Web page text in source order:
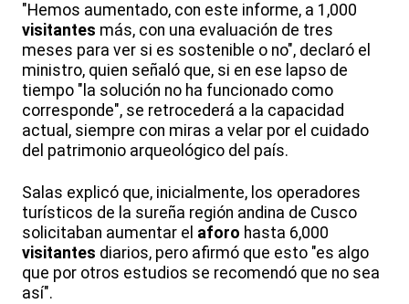
"Hemos aumentado, con este informe, a 1,000
visitantes más, con una evaluación de tres
meses para ver si es sostenible o no", declaró el
ministro, quien señaló que, si en ese lapso de
tiempo "la solución no ha funcionado como
corresponde", se retrocederá a la capacidad
actual, siempre con miras a velar por el cuidado
del patrimonio arqueológico del país.
Salas explicó que, inicialmente, los operadores
turísticos de la sureña región andina de Cusco
solicitaban aumentar el aforo hasta 6,000
visitantes diarios, pero afirmó que esto "es algo
que por otros estudios se recomendó que no sea
así".